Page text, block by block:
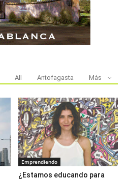
All Antofagasta Más
Emprendiendo
¿Estamos educando para